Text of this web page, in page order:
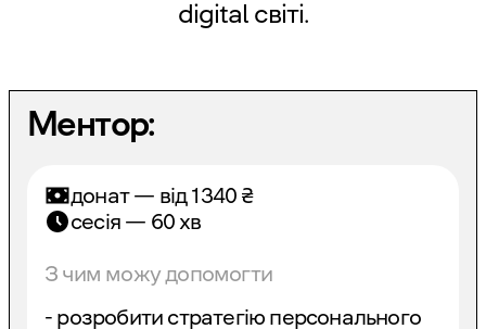
digital світі.
Ментор:
донат — від 1340 ₴
сесія — 60 хв
З чим можу допомогти
- розробити стратегію персонального